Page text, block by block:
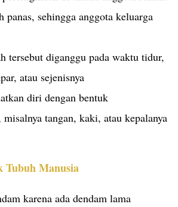
panas, sehingga anggota keluarga
tersebut diganggu pada waktu tidur,
atau sejenisnya
diri dengan bentuk
misalnya tangan, kaki, atau kepalanya
Tubuh Manusia
karena ada dendam lama